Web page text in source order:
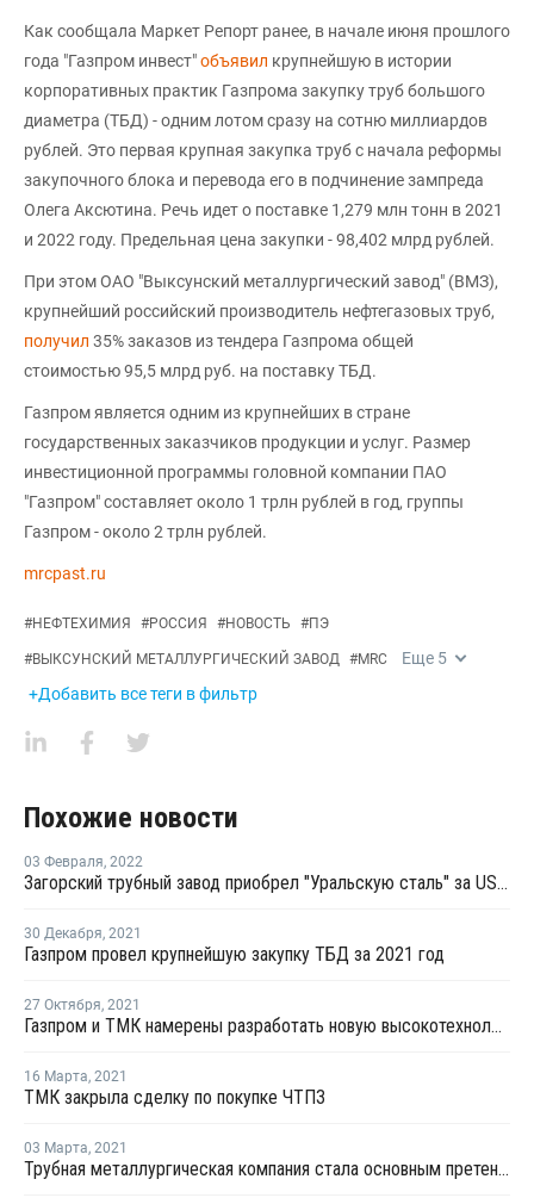
Как сообщала Маркет Репорт ранее, в начале июня прошлого
года "Газпром инвест"объявил крупнейшую в истории
корпоративных практик Газпрома закупку труб большого
диаметра (ТБД) - одним лотом сразу на сотню миллиардов
рублей. Это первая крупная закупка труб с начала реформы
закупочного блока и перевода его в подчинение зампреда
Олега Аксютина. Речь идет о поставке 1,279 млн тонн в 2021
и 2022 году. Предельная цена закупки - 98,402 млрд рублей.
При этом ОАО "Выксунский металлургический завод" (ВМЗ),
крупнейший российский производитель нефтегазовых труб,
получил 35% заказов из тендера Газпрома общей
стоимостью 95,5 млрд руб. на поставку ТБД.
Газпром является одним из крупнейших в стране
государственных заказчиков продукции и услуг. Размер
инвестиционной программы головной компании ПАО
"Газпром" составляет около 1 трлн рублей в год, группы
Газпром - около 2 трлн рублей.
mrcpast.ru
#НЕФТЕХИМИЯ #РОССИЯ #НОВОСТЬ #ПЭ
#ВЫКСУНСКИЙ МЕТАЛЛУРГИЧЕСКИЙ ЗАВОД #MRC Еще 5
+Добавить все теги в фильтр
Похожие новости
03 Февраля, 2022
Загорский трубный завод приобрел "Уральскую сталь" за USD500 млн
30 Декабря, 2021
Газпром провел крупнейшую закупку ТБД за 2021 год
27 Октября, 2021
Газпром и ТМК намерены разработать новую высокотехнологичную трубную продукцию
16 Марта, 2021
ТМК закрыла сделку по покупке ЧТПЗ
03 Марта, 2021
Трубная металлургическая компания стала основным претендентом на покупку ЧТПЗ